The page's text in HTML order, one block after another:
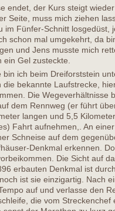
endet, der Kurs steigt
Seite, muss mich ziehen
im Fünfer-Schnitt losgedüst,
schon mal umgekehrt, da
und Jens musste mich
ein Gel zusteckte.
bin ich beim Dreiforststein
die bekannte Laufstrecke,
Die Wegeverhältnisse
dem Rennweg (er führt
langen und 5,5
Fahrt aufnehmen,. An
Schneise auf dem
Denkmal erkennen.
Die Sicht auf
erbauten Denkmal ist
ist sie einzigartig. Nach
auf und verlasse den
die vom Streckenchef